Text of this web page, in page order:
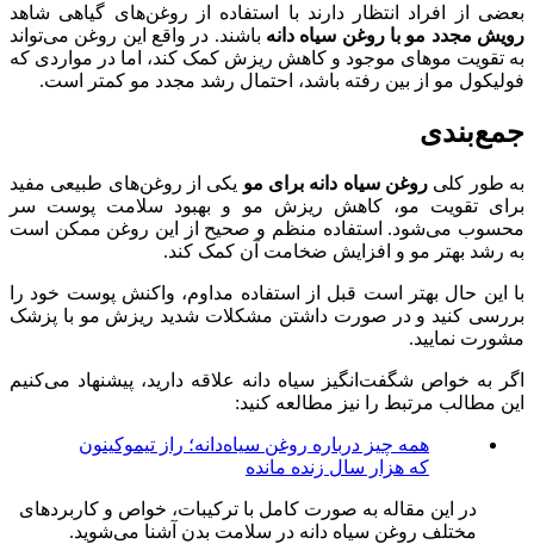
بعضی از افراد انتظار دارند با استفاده از روغن‌های گیاهی شاهد
رویش مجدد مو با روغن سیاه دانه باشند. در واقع این روغن می‌تواند
به تقویت موهای موجود و کاهش ریزش کمک کند، اما در مواردی که
فولیکول مو از بین رفته باشد، احتمال رشد مجدد مو کمتر است.
جمع‌بندی
به طور کلی روغن سیاه دانه برای مو یکی از روغن‌های طبیعی مفید
برای تقویت مو، کاهش ریزش مو و بهبود سلامت پوست سر
محسوب می‌شود. استفاده منظم و صحیح از این روغن ممکن است
به رشد بهتر مو و افزایش ضخامت آن کمک کند.
با این حال بهتر است قبل از استفاده مداوم، واکنش پوست خود را
بررسی کنید و در صورت داشتن مشکلات شدید ریزش مو با پزشک
مشورت نمایید.
اگر به خواص شگفت‌انگیز سیاه دانه علاقه دارید، پیشنهاد می‌کنیم
این مطالب مرتبط را نیز مطالعه کنید:
همه چیز درباره روغن سیاه‌دانه؛ راز تیموکینون
که هزار سال زنده مانده
در این مقاله به صورت کامل با ترکیبات، خواص و کاربردهای
مختلف روغن سیاه دانه در سلامت بدن آشنا می‌شوید.